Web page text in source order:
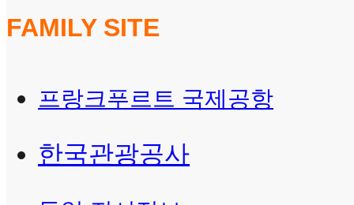
FAMILY SITE
프랑크푸르트 국제공항
한국관광공사